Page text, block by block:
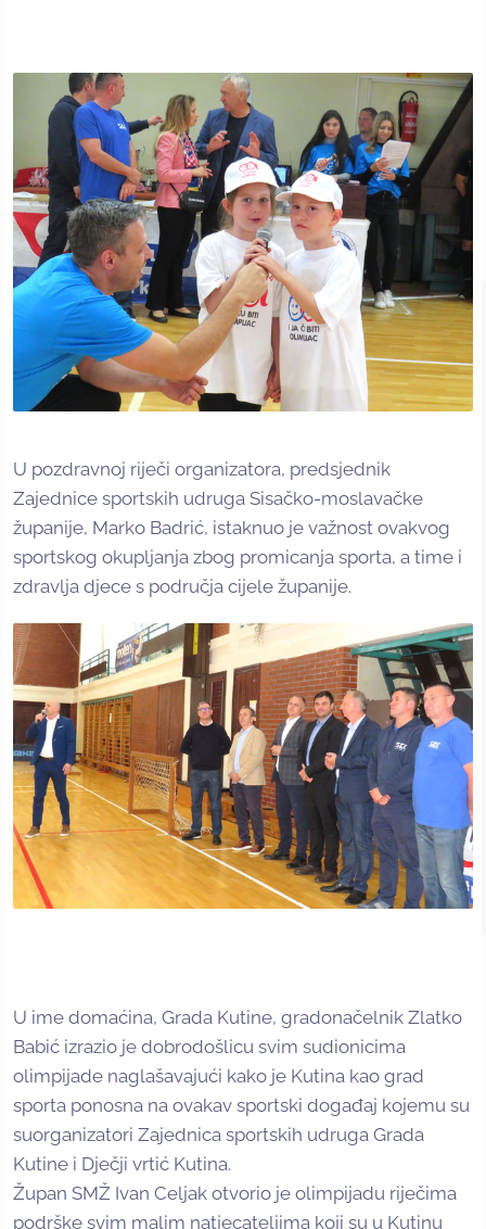
U pozdravnoj riječi organizatora, predsjednik
Zajednice sportskih udruga Sisačko-moslavačke
županije, Marko Badrić, istaknuo je važnost ovakvog
sportskog okupljanja zbog promicanja sporta, a time i
zdravlja djece s područja cijele županije.
U ime domaćina, Grada Kutine, gradonačelnik Zlatko
Babić izrazio je dobrodošlicu svim sudionicima
olimpijade naglašavajući kako je Kutina kao grad
sporta ponosna na ovakav sportski događaj kojemu su
suorganizatori Zajednica sportskih udruga Grada
Kutine i Dječji vrtić Kutina.
Župan SMŽ Ivan Celjak otvorio je olimpijadu riječima
podrške svim malim natjecateljima koji su u Kutinu